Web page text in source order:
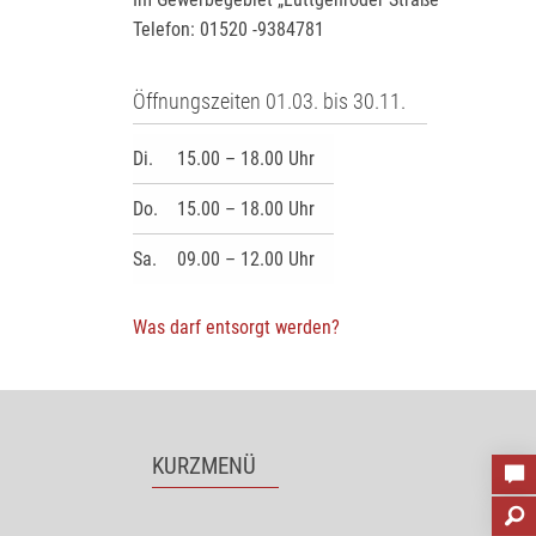
Telefon: 01520 -9384781
Öffnungszeiten 01.03. bis 30.11.
Di. 15.00 – 18.00 Uhr
Do. 15.00 – 18.00 Uhr
Sa. 09.00 – 12.00 Uhr
Was darf entsorgt werden?
KURZMENÜ